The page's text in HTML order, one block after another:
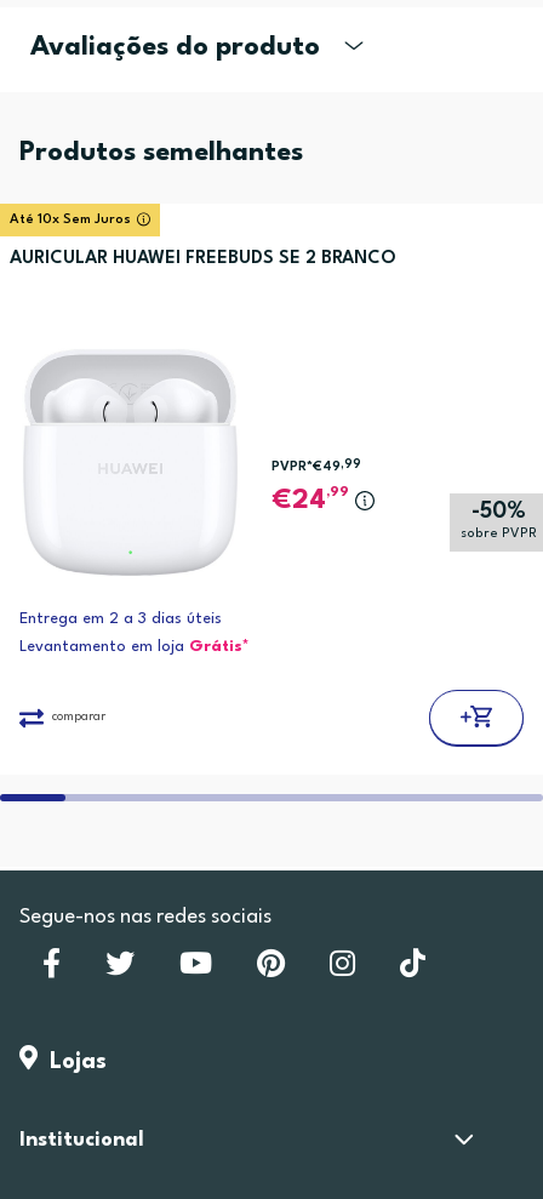
Avaliações do produto
Produtos semelhantes
Até 10x Sem Juros
AURICULAR HUAWEI FREEBUDS SE 2 BRANCO
-50%
sobre PVPR
PVPR*€49,99
24,99
Entrega em 2 a 3 dias úteis
Levantamento em loja Grátis*
comparar
Segue-nos nas redes sociais
Lojas
Institucional